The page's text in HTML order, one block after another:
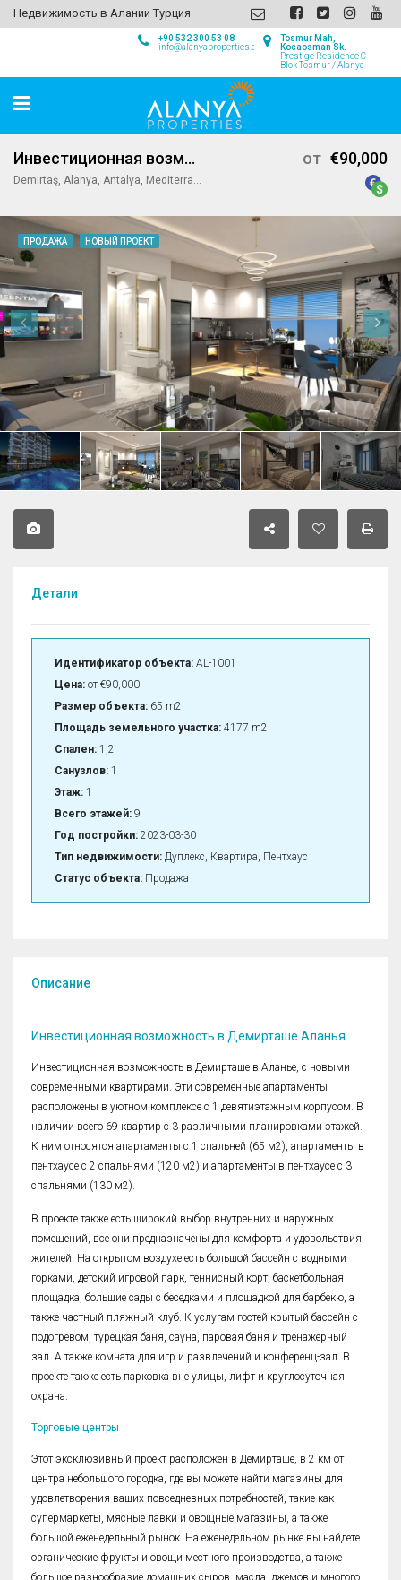
Недвижимость в Алании Турция
Tosmur Mah,
Kocaosman Sk.
Prestige Residence C
Blok Tosmur / Alanya
+90 532 300 53 08
info@alanyaproperties.com
Инвестиционная возможность в Демирташе Аланья
Demirtaş, Alanya, Antalya, Mediterranean Region, Turkey
от €90,000
ПРОДАЖА НОВЫЙ ПРОЕКТ
Детали
Идентификатор объекта: AL-1001
Цена: от€90,000
Размер объекта: 65 m2
Площадь земельного участка: 4177 m2
Спален: 1,2
Санузлов: 1
Этаж: 1
Всего этажей: 9
Год постройки: 2023-03-30
Тип недвижимости: Дуплекс, Квартира, Пентхаус
Статус объекта: Продажа
Описание
Инвестиционная возможность в Демирташе Аланья
Инвестиционная возможность в Демирташе в Аланье, с новыми
современными квартирами. Эти современные апартаменты
расположены в уютном комплексе с 1 девятиэтажным корпусом. В
наличии всего 69 квартир с 3 различными планировками этажей.
К ним относятся апартаменты с 1 спальней (65 м2), апартаменты в
пентхаусе с 2 спальнями (120 м2) и апартаменты в пентхаусе с 3
спальнями (130 м2).
В проекте также есть широкий выбор внутренних и наружных
помещений, все они предназначены для комфорта и удовольствия
жителей. На открытом воздухе есть большой бассейн с водными
горками, детский игровой парк, теннисный корт, баскетбольная
площадка, большие сады с беседками и площадкой для барбекю, а
также частный пляжный клуб. К услугам гостей крытый бассейн с
подогревом, турецкая баня, сауна, паровая баня и тренажерный
зал. А также комната для игр и развлечений и конференц-зал. В
проекте также есть парковка вне улицы, лифт и круглосуточная
охрана.
Торговые центры
Этот эксклюзивный проект расположен в Демирташе, в 2 км от
центра небольшого городка, где вы можете найти магазины для
удовлетворения ваших повседневных потребностей, такие как
супермаркеты, мясные лавки и овощные магазины, а также
большой еженедельный рынок. На еженедельном рынке вы найдете
органические фрукты и овощи местного производства, а также
большое разнообразие домашних сыров, масла, джемов и многого